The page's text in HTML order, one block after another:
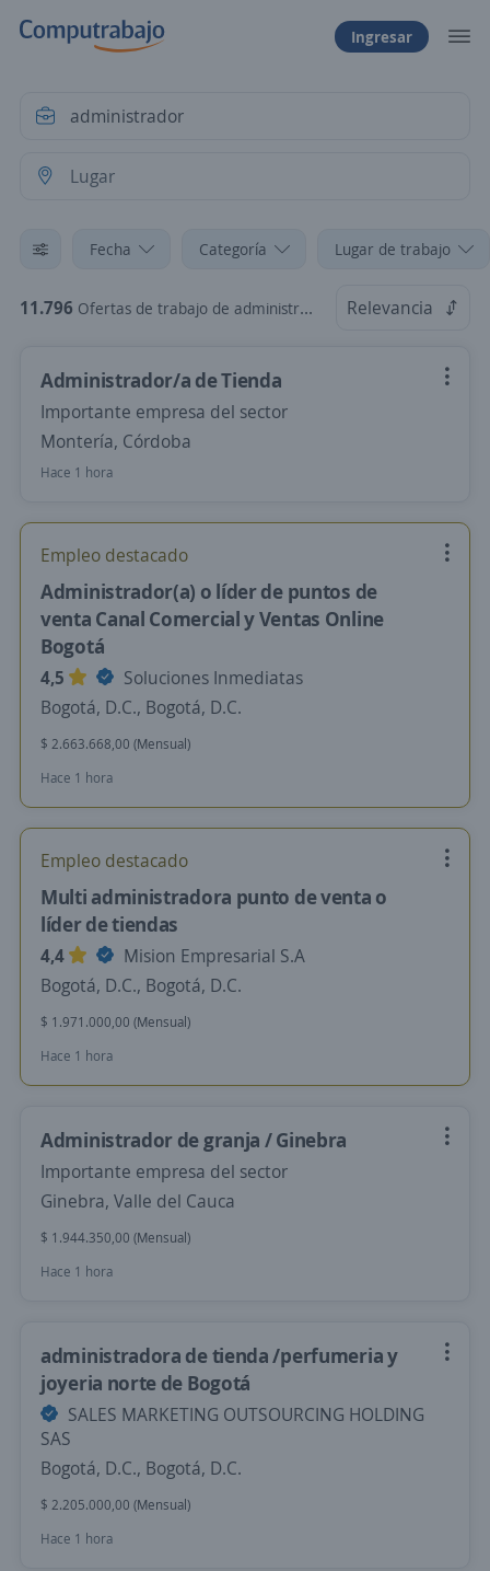
Ingresar
Fecha Categoría Lugar de trabajo
11.796 Ofertas de trabajo de administrador Relevancia
Administrador/a de Tienda
Importante empresa del sector
Montería, Córdoba
Hace 1 hora
Empleo destacado
Administrador(a) o líder de puntos de
venta Canal Comercial y Ventas Online
Bogotá
4,5
Soluciones Inmediatas
Bogotá, D.C., Bogotá, D.C.
$ 2.663.668,00 (Mensual)
Hace 1 hora
Empleo destacado
Multi administradora punto de venta o
líder de tiendas
4,4
Mision Empresarial S.A
Bogotá, D.C., Bogotá, D.C.
$ 1.971.000,00 (Mensual)
Hace 1 hora
Administrador de granja / Ginebra
Importante empresa del sector
Ginebra, Valle del Cauca
$ 1.944.350,00 (Mensual)
Hace 1 hora
administradora de tienda /perfumeria y
joyeria norte de Bogotá
SALES MARKETING OUTSOURCING HOLDING
SAS
Bogotá, D.C., Bogotá, D.C.
$ 2.205.000,00 (Mensual)
Hace 1 hora